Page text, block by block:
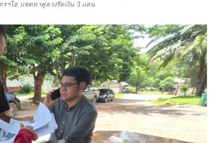
รฯโฮ แชตหาคู่ลวงรีดเงิน 3 แสน